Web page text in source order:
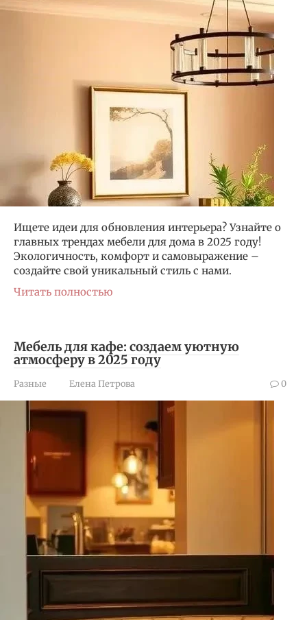
Ищете идеи для обновления интерьера? Узнайте о
главных трендах мебели для дома в 2025 году!
Экологичность, комфорт и самовыражение –
создайте свой уникальный стиль с нами.
Читать полностью
Мебель для кафе: создаем уютную
атмосферу в 2025 году
Разные Елена Петрова 0